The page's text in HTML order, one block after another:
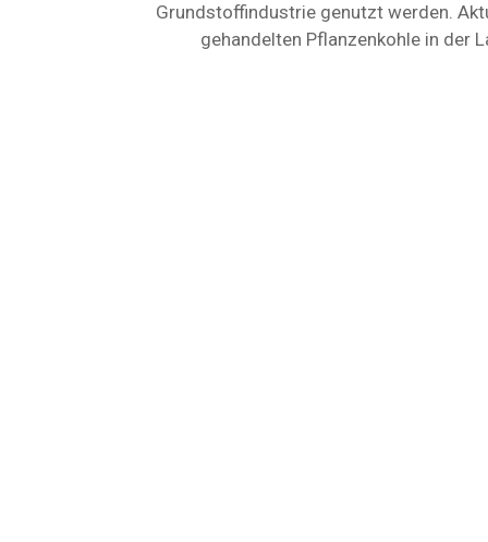
Grundstoffindustrie genutzt werden.
gehandelten Pflanzenkohle in der